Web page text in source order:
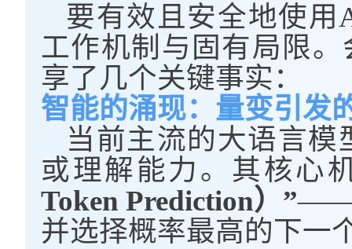
要有效且安全地使
工作机制与固有局限
享了几个关键事实：
智能的涌现：量变引发
当前主流的大语言
或理解能力。其核心
Token Prediction）”——
并选择概率最高的下一